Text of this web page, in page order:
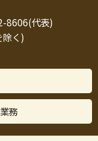
8606(代表)
く)
務